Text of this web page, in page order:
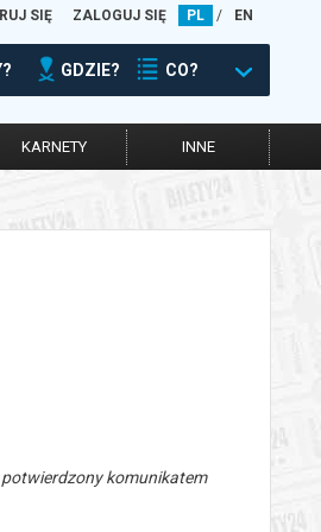
SIĘ ZALOGUJ SIĘ PL / EN
GDZIE? CO?
KARNETY INNE
komunikatem